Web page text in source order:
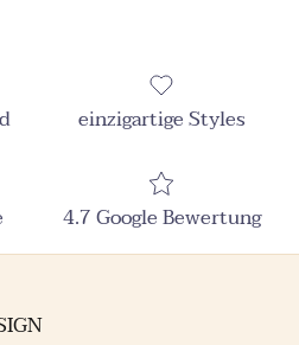
einzigartige Styles
4.7 Google Bewertung